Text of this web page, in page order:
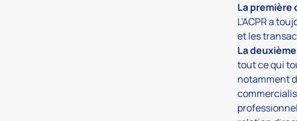
La
L’ACPR a
et les
La
tout ce qui
notamment